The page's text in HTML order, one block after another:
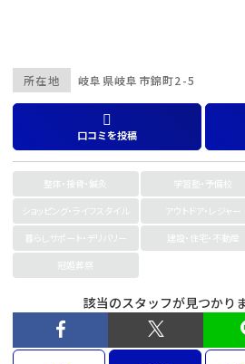
所在地 岐阜県岐阜市錦町2-5
口コミを投稿
整体・接骨・鍼灸 学習塾・予備校
ショッピング・ライフスタイル
アウトドア・レジャー
暮らしサポート・デリバリー
建設・住宅・不動産
冠婚葬祭
該当のスタッフが見つかり